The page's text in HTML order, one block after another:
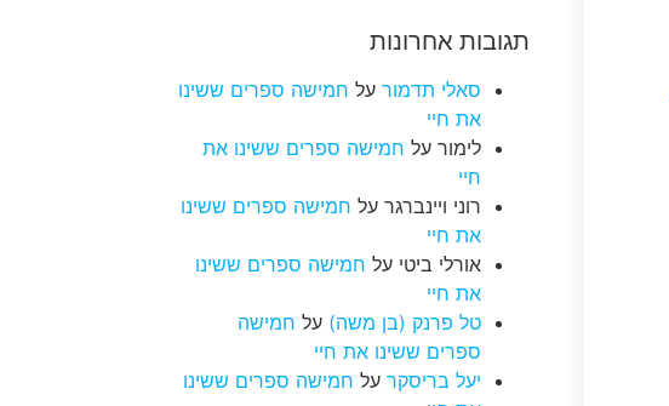
תגובות אחרונות
סאלי תדמורעל חמישה ספרים ששינו
את חיי
לימורעל חמישה ספרים ששינו את
חיי
רוני ויינברגרעל חמישה ספרים ששינו
את חיי
אורלי ביטי על חמישה ספרים ששינו
את חיי
טל פרנק (בן משה) על חמישה
ספרים ששינו את חיי
יעל בריסקרעל חמישה ספרים ששינו